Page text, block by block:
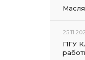
ПГУ